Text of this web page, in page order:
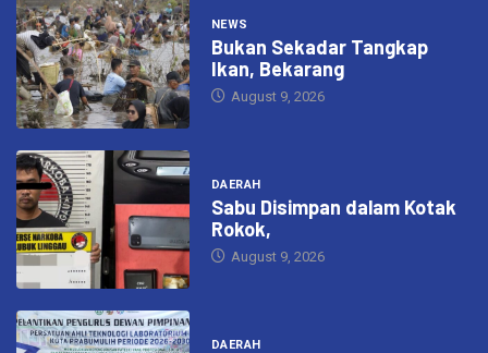
NEWS
Bukan Sekadar Tangkap
Ikan, Bekarang
August 9, 2026
DAERAH
Sabu Disimpan dalam Kotak
Rokok,
August 9, 2026
DAERAH